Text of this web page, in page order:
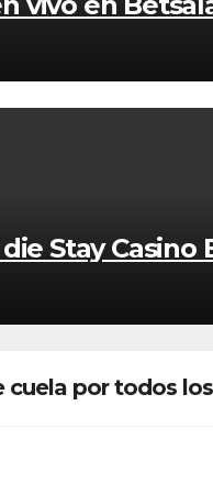
Stay
por todos